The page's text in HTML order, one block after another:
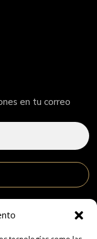
en tu correo